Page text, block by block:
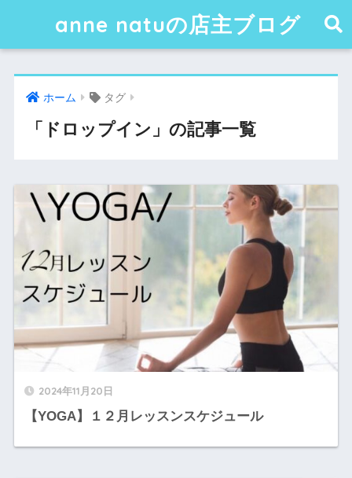
anne natuの店主ブログ
ホーム タグ
「ドロップイン」の記事一覧
2024年11月20日
【YOGA】１２月レッスンスケジュール